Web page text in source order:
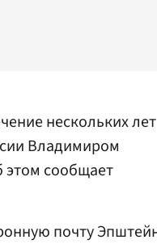
нескольких лет
Владимиром
сообщает
почту